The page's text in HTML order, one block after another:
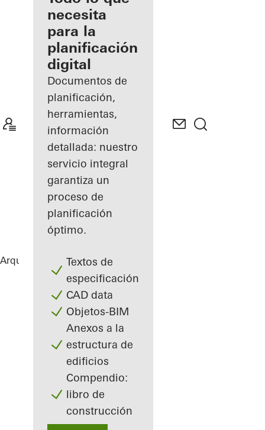
registrado
Descubre
mi área
de
trabajo
necesita
para la
planificación
digital
Documentos de
planificación,
herramientas,
información
detallada: nuestro
servicio integral
garantiza un
proceso de
planificación
óptimo.
Textos de
especificación
CAD data
Objetos-BIM
Anexos a la
estructura de
edificios
Compendio:
libro de
construcción
Arquitectos ReferenciasFLOAT